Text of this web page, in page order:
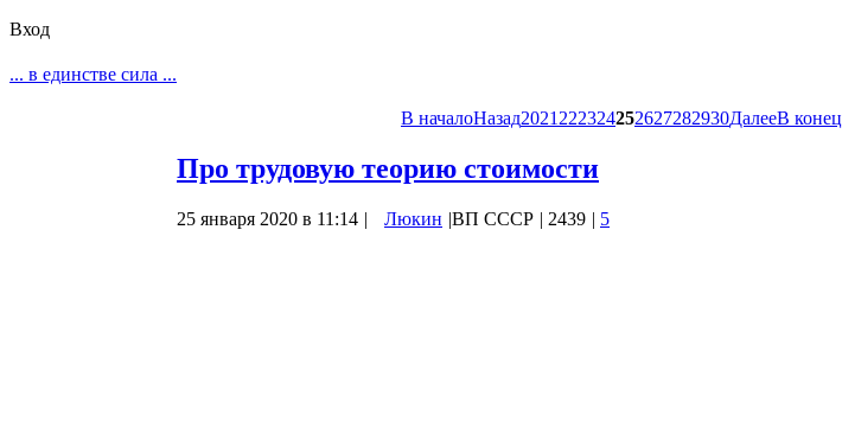
Вход
... в единстве сила ...
В началоНазад2021 222324252627282930ДалееВ конец
Про трудовую теорию стоимости
25 января 2020 в 11:14 | Люкин |ВП СССР | 2439 | 5